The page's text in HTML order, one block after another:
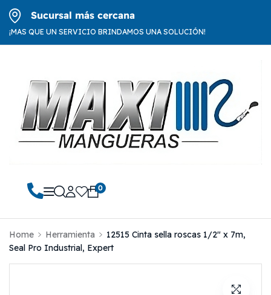
Sucursal más cercana
¡MAS QUE UN SERVICIO BRINDAMOS UNA SOLUCIÓN!
0
Home Herramienta
12515 Cinta sella roscas 1/2″ x 7m,
Seal Pro Industrial, Expert